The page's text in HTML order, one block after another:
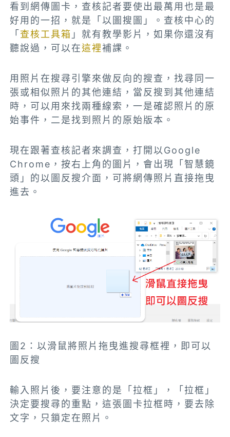
看到網傳圖卡，查核記者要使出最萬用也是最
好用的一招，就是「以圖搜圖」。查核中心的
「 查核工具箱 」就有教學影片，如果你還沒有
聽說過，可以在這裡補課。
用照片在搜尋引擎來做反向的搜查，找尋同一
張或相似照片的其他連結，當反搜到其他連結
時，可以用來找兩種線索，一是確認照片的原
始事件，二是找到照片的原始版本。
現在跟著查核記者來調查，打開以Google
Chrome，按右上角的圖片，會出現「智慧鏡
頭」的以圖反搜介面，可將網傳照片直接拖曳
進去。
圖2：以滑鼠將照片拖曳進搜尋框裡，即可以
圖反搜
輸入照片後，要注意的是「拉框」，「拉框」
決定要搜尋的重點，這張圖卡拉框時，要去除
文字，只鎖定在照片。